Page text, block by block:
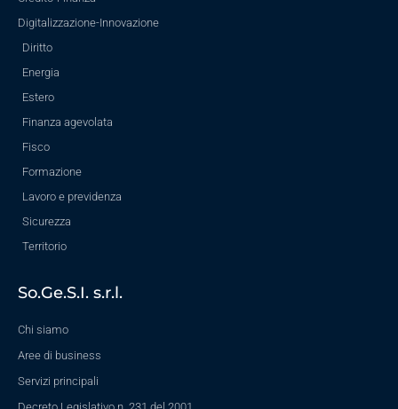
Digitalizzazione-Innovazione
Diritto
Energia
Estero
Finanza agevolata
Fisco
Formazione
Lavoro e previdenza
Sicurezza
Territorio
So.Ge.S.I. s.r.l.
Chi siamo
Aree di business
Servizi principali